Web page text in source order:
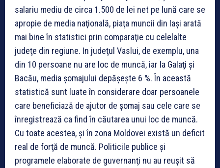
salariu mediu de circa 1.500 de lei net pe lună care se
apropie de media naţională, piaţa muncii din Iaşi arată
mai bine în statistici prin comparaţie cu celelalte
judeţe din regiune. In judeţul Vaslui, de exemplu, una
din 10 persoane nu are loc de muncă, iar la Galaţi și
Bacău, media şomajului depăşeşte 6 %. În această
statistică sunt luate în considerare doar persoanele
care beneficiază de ajutor de şomaj sau cele care se
înregistrează ca find în căutarea unui loc de muncă.
Cu toate acestea, şi în zona Moldovei există un deficit
real de forţă de muncă. Politicile publice şi
programele elaborate de guvernanţi nu au reuşit să